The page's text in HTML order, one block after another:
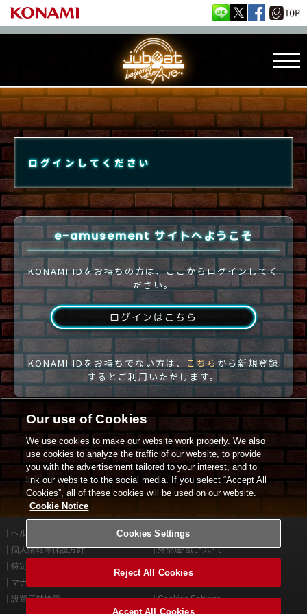
ログインしてください
e-amusement サイトへようこそ
KONAMI IDをお持ちの方は、ここからログインしてく
ださい。
ログインはこちら
KONAMI IDをお持ちでない方は、 こちらから新規登録
するとご利用いただけます。
ヘルプ
利用規約
個人情報等保護方針
外部送信について
特定商取引法に基づく表示
マナー＆ルール
設置店舗検索
Cookies Settings
Our use of Cookies
We use cookies to make our website work properly. We also
use cookies to analyze the traffic of our website, to provide
you with the advertisement tailored to your interest, and to
link our website to the social media. If you select “Accept All
Cookies”, all of these cookies will be used on our website.
Cookie Notice
Cookies Settings
Reject All Cookies
Accept All Cookies